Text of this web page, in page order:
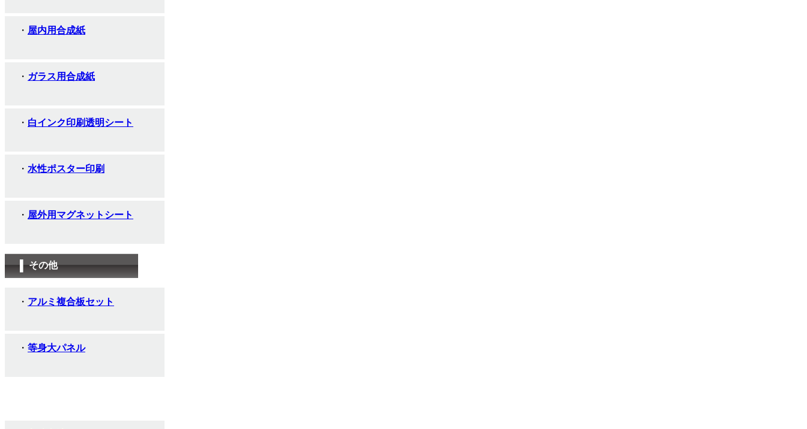
屋内用合成紙
ガラス用合成紙
白インク印刷透明シート
水性ポスター印刷
屋外用マグネットシート
その他
アルミ複合板セット
等身大パネル